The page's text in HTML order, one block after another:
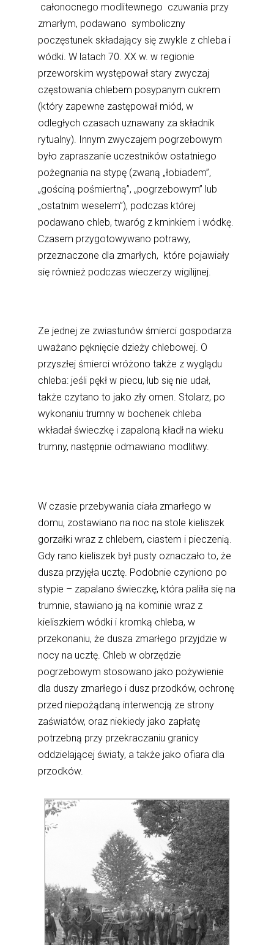
całonocnego modlitewnego czuwania przy
zmarłym, podawano symboliczny
poczęstunek składający się zwykle z chleba i
wódki. W latach 70. XX w. w regionie
przeworskim występował stary zwyczaj
częstowania chlebem posypanym cukrem
(który zapewne zastępował miód, w
odległych czasach uznawany za składnik
rytualny). Innym zwyczajem pogrzebowym
było zapraszanie uczestników ostatniego
pożegnania na stypę (zwaną „łobiadem”,
„gościną pośmiertną”, „pogrzebowym” lub
„ostatnim weselem”), podczas której
podawano chleb, twaróg z kminkiem i wódkę.
Czasem przygotowywano potrawy,
przeznaczone dla zmarłych, które pojawiały
się również podczas wieczerzy wigilijnej.
Ze jednej ze zwiastunów śmierci gospodarza
uważano pęknięcie dzieży chlebowej. O
przyszłej śmierci wróżono także z wyglądu
chleba: jeśli pękł w piecu, lub się nie udał,
także czytano to jako zły omen. Stolarz, po
wykonaniu trumny w bochenek chleba
wkładał świeczkę i zapaloną kładł na wieku
trumny, następnie odmawiano modlitwy.
W czasie przebywania ciała zmarłego w
domu, zostawiano na noc na stole kieliszek
gorzałki wraz z chlebem, ciastem i pieczenią.
Gdy rano kieliszek był pusty oznaczało to, że
dusza przyjęła ucztę. Podobnie czyniono po
stypie – zapalano świeczkę, która paliła się na
trumnie, stawiano ją na kominie wraz z
kieliszkiem wódki i kromką chleba, w
przekonaniu, że dusza zmarłego przyjdzie w
nocy na ucztę. Chleb w obrzędzie
pogrzebowym stosowano jako pożywienie
dla duszy zmarłego i dusz przodków, ochronę
przed niepożądaną interwencją ze strony
zaświatów, oraz niekiedy jako zapłatę
potrzebną przy przekraczaniu granicy
oddzielającej światy, a także jako ofiara dla
przodków.